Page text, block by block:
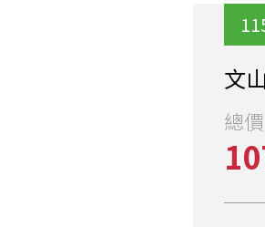
文
總價